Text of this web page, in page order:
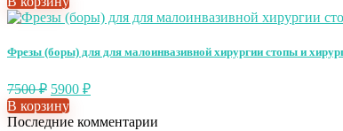
Фрезы (боры) для для малоинвазивной хирургии стопы и
7500₽ 5900 ₽
В корзину
Последние комментарии